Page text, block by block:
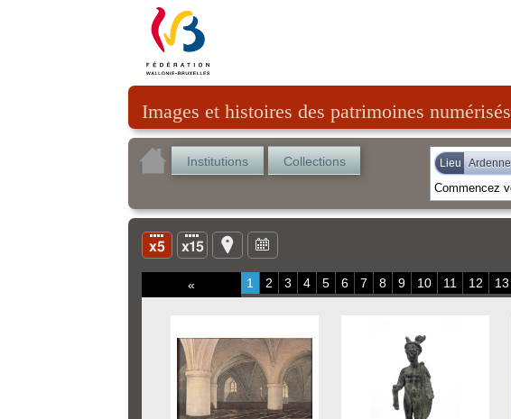
Images et histoires des patrimoines numérisés
Institutions Collections Lieu Ardenne
« 1 2 3 4 5 6 7 8 9 10 11 12 13